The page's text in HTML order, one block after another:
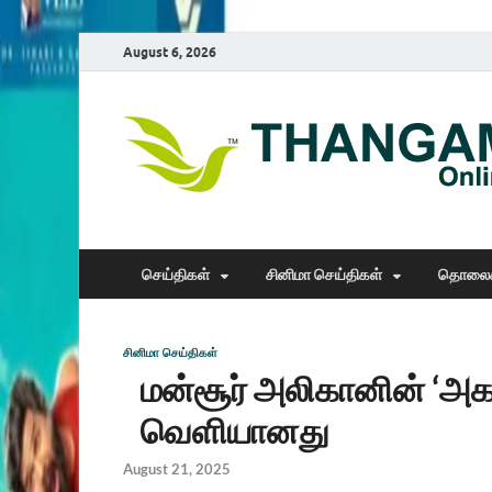
August 6, 2026
செய்திகள் சினிமா செய்திகள்
சினிமா செய்திகள்
மன்சூர் அலிகானின்
வெளியானது
August 21, 2025